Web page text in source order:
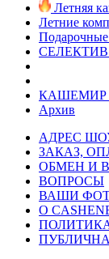
Летняя
Летние
КАШЕМИР
Архив
АДРЕС
ЗАКАЗ,
ОБМЕН И
ВОПРОСЫ
ВАШИ
О